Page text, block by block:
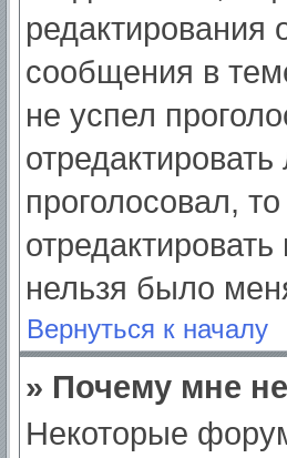
редактирования
сообщения в
не успел
проголосовал,
нельзя было
Вернуться к началу
» Почему мне
Некоторые